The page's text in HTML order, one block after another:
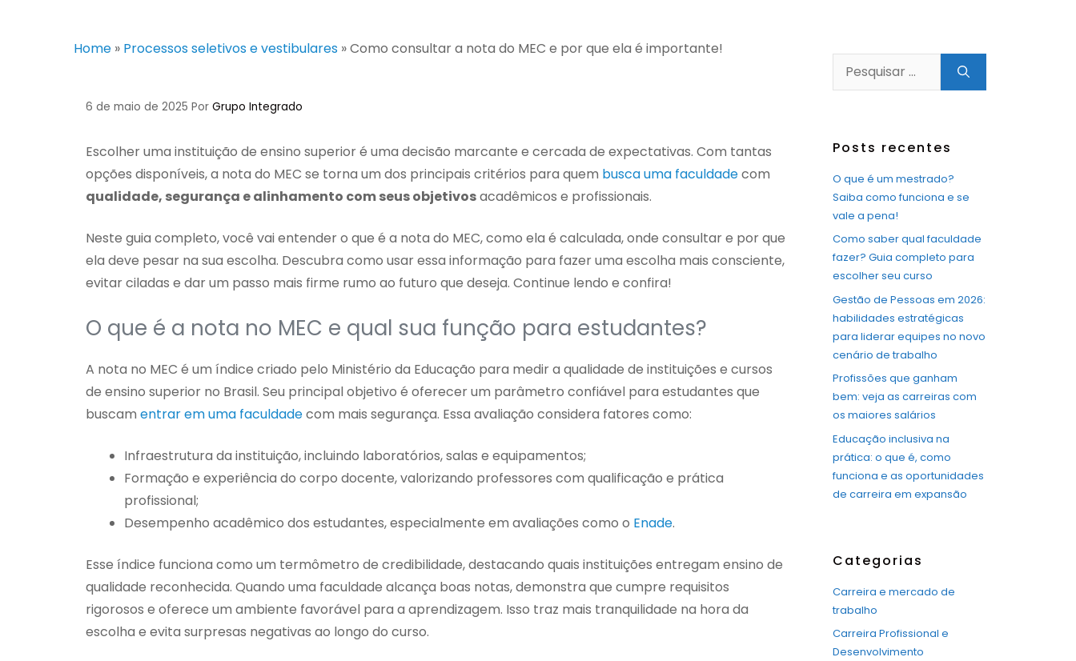
Home » Processos seletivos e vestibulares »Como consultar a nota do MEC e por que ela é importante!
6 de maio de 2025 Por Grupo Integrado
Escolher uma instituição de ensino superior é uma decisão marcante e cercada de expectativas. Com tantas
opções disponíveis, a nota do MEC se torna um dos principais critérios para quem busca uma faculdadecom
qualidade, segurança e alinhamento com seus objetivosacadêmicos e profissionais.
Neste guia completo, você vai entender o que é a nota do MEC, como ela é calculada, onde consultar e por que
ela deve pesar na sua escolha. Descubra como usar essa informação para fazer uma escolha mais consciente,
evitar ciladas e dar um passo mais firme rumo ao futuro que deseja. Continue lendo e confira!
O que é a nota no MEC e qual sua função para estudantes?
A nota no MEC é um índice criado pelo Ministério da Educação para medir a qualidade de instituições e cursos
de ensino superior no Brasil. Seu principal objetivo é oferecer um parâmetro confiável para estudantes que
buscam entrar em uma faculdadecom mais segurança. Essa avaliação considera fatores como:
Infraestrutura da instituição, incluindo laboratórios, salas e equipamentos;
Formação e experiência do corpo docente, valorizando professores com qualificação e prática
profissional;
Desempenho acadêmico dos estudantes, especialmente em avaliações como o Enade.
Esse índice funciona como um termômetro de credibilidade, destacando quais instituições entregam ensino de
qualidade reconhecida. Quando uma faculdade alcança boas notas, demonstra que cumpre requisitos
rigorosos e oferece um ambiente favorável para a aprendizagem. Isso traz mais tranquilidade na hora da
escolha e evita surpresas negativas ao longo do curso.
por:
Posts recentes
O que é um mestrado?
Saiba como funciona e se
vale a pena!
Como saber qual faculdade
fazer? Guia completo para
escolher seu curso
Gestão de Pessoas em 2026:
habilidades estratégicas
para liderar equipes no novo
cenário de trabalho
Profissões que ganham
bem: veja as carreiras com
os maiores salários
Educação inclusiva na
prática: o que é, como
funciona e as oportunidades
de carreira em expansão
Categorias
Carreira e mercado de
trabalho
Carreira Profissional e
Desenvolvimento